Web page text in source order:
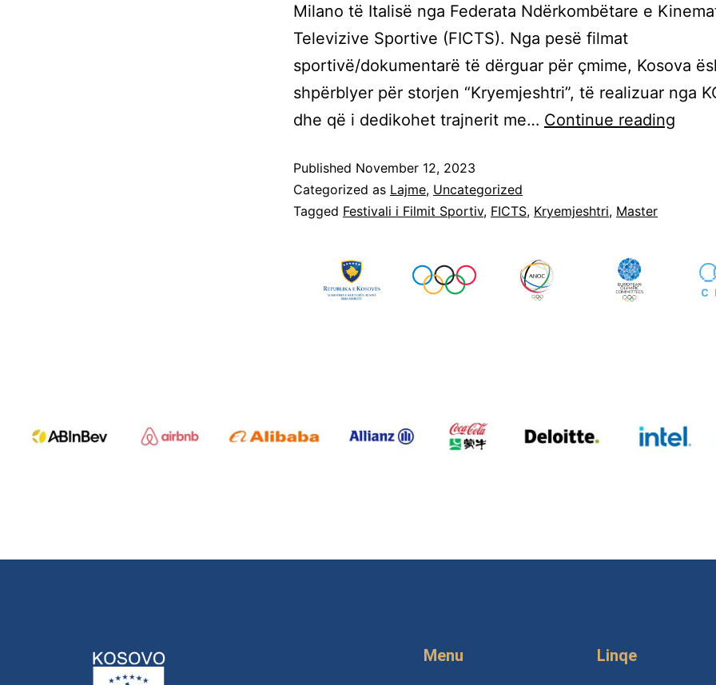
Milano të Italisë nga Federata Ndërkombëtare e
Televizive Sportive (FICTS). Nga pesë filmat
sportivë/dokumentarë të dërguar për çmime, Kosova
shpërblyer për storjen “Kryemjeshtri”, të realizuar nga
dhe që i dedikohet trajnerit me… Continue reading
Published November 12, 2023
Categorized as Lajme, Uncategorized
Tagged Festivali i Filmit Sportiv, FICTS, Kryemjeshtri, Master
Menu Linqe